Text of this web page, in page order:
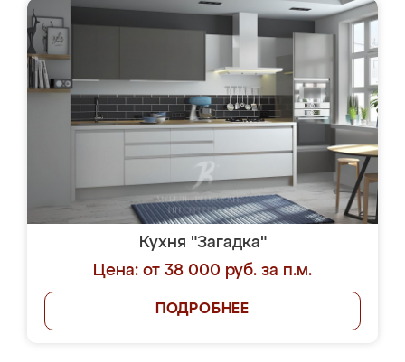
Кухня "Загадка"
Цена: от 38 000 руб. за п.м.
ПОДРОБНЕЕ